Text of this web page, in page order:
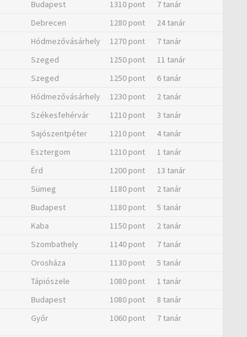
Budapest 1310 pont
7 tanár
Debrecen 1280 pont
24 tanár
Hódmezővásárhely 1270 pont
7 tanár
Szeged 1250 pont
11 tanár
Szeged 1250 pont
6 tanár
Hódmezővásárhely 1230 pont
2 tanár
Székesfehérvár 1210 pont
3 tanár
Sajószentpéter 1210 pont
4 tanár
Esztergom 1210 pont
1 tanár
Érd 1200 pont
13 tanár
Sümeg 1180 pont
2 tanár
Budapest 1180 pont
5 tanár
Kaba 1150 pont
2 tanár
Szombathely 1140 pont
7 tanár
Orosháza 1130 pont
5 tanár
Tápiószele 1080 pont
1 tanár
Budapest 1080 pont
8 tanár
Győr 1060 pont 7 tanár